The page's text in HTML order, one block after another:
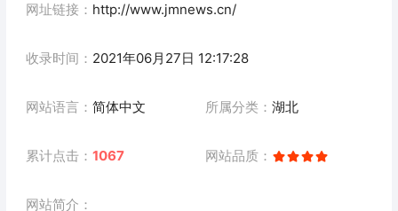
网址链接： http://www.jmnews.cn/
收录时间： 2021年06月27日 12:17:28
网站语言： 简体中文 所属分类： 湖北
累计点击： 1067 网站品质：
网站简介：